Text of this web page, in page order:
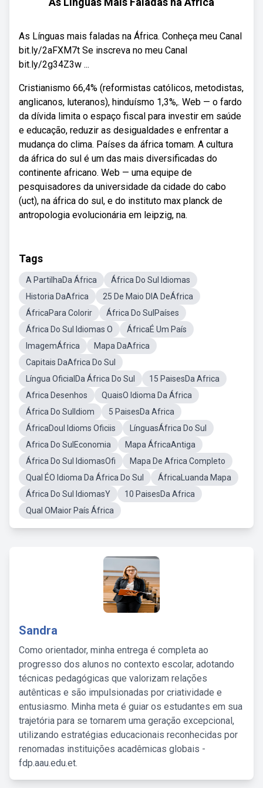
As Línguas mais faladas na África. Conheça meu Canal
bit.ly/2aFXM7t Se inscreva no meu Canal
bit.ly/2g34Z3w ...
Cristianismo 66,4% (reformistas católicos, metodistas,
anglicanos, luteranos), hinduísmo 1,3%,. Web — o fardo
da dívida limita o espaço fiscal para investir em saúde
e educação, reduzir as desigualdades e enfrentar a
mudança do clima. Países da áfrica tomam. A cultura
da áfrica do sul é um das mais diversificadas do
continente africano. Web — uma equipe de
pesquisadores da universidade da cidade do cabo
(uct), na áfrica do sul, e do instituto max planck de
antropologia evolucionária em leipzig, na.
Tags
A PartilhaDa África
África Do Sul Idiomas
Historia DaAfrica
25 De Maio DIA DeÁfrica
ÁfricaPara Colorir
África Do SulPaíses
África Do Sul Idiomas O
ÁfricaÉ Um País
ImagemÁfrica
Mapa DaAfrica
Capitais DaAfrica Do Sul
Língua OficialDa África Do Sul
15 PaisesDa Africa
Africa Desenhos
QuaisO Idioma Da África
África Do SulIdiom
5 PaisesDa Africa
ÁfricaDoul Idioms Oficiis
LínguasÁfrica Do Sul
Africa Do SulEconomia
Mapa ÁfricaAntiga
África Do Sul IdiomasOfi
Mapa De Africa Completo
Qual ÉO Idioma Da África Do Sul
ÁfricaLuanda Mapa
África Do Sul IdiomasY
10 PaisesDa Africa
Qual OMaior País África
Sandra
Como orientador, minha entrega é completa ao
progresso dos alunos no contexto escolar, adotando
técnicas pedagógicas que valorizam relações
autênticas e são impulsionadas por criatividade e
entusiasmo. Minha meta é guiar os estudantes em sua
trajetória para se tornarem uma geração excepcional,
utilizando estratégias educacionais reconhecidas por
renomadas instituições acadêmicas globais -
fdp.aau.edu.et.